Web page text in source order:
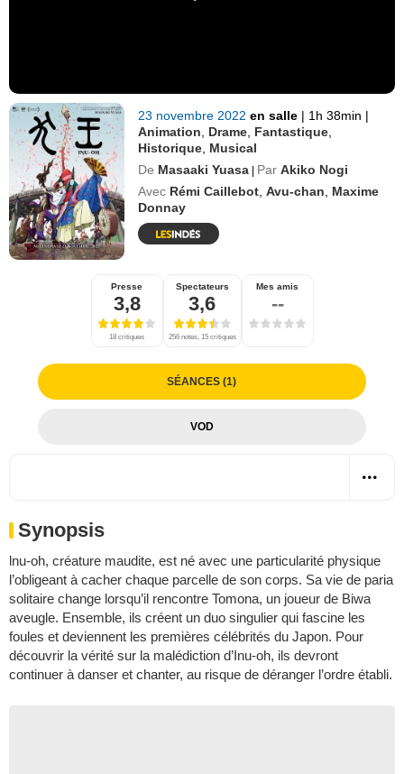
23 novembre 2022en salle | 1h 38min |
Animation
Drame Fantastique
Historique Musical
De Masaaki Yuasa | Par Akiko Nogi
Avec Rémi Caillebot ,Avu-chan
Maxime
Donnay
Presse
3,8
18 critiques
Spectateurs
3,6
256 notes, 15 critiques
Mes amis
--
SÉANCES (1)
VOD
Synopsis
lnu-oh, créature maudite, est né avec une particularité physique
l’obligeant à cacher chaque parcelle de son corps. Sa vie de paria
solitaire change lorsqu’il rencontre Tomona, un joueur de Biwa
aveugle. Ensemble, ils créent un duo singulier qui fascine les
foules et deviennent les premières célébrités du Japon. Pour
découvrir la vérité sur la malédiction d’Inu-oh, ils devront
continuer à danser et chanter, au risque de déranger l’ordre établi.